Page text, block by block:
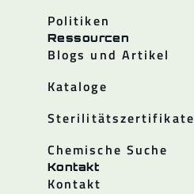
Politiken
Ressourcen
Blogs und Artikel
Kataloge
Sterilitätszertifikate
Chemische Suche
Kontakt
Kontakt